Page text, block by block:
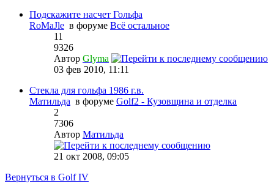
Подскажите насчет Гольфа
RoMaJle в форуме Всё остальное
11
9326
Автор Glyma
03 фев 2010, 11:11
Стекла для гольфа 1986 г.в.
Матильда в форуме Golf2 - Кузовщина и отделка
2
7306
Автор Матильда
21 окт 2008, 09:05
Вернуться в Golf IV